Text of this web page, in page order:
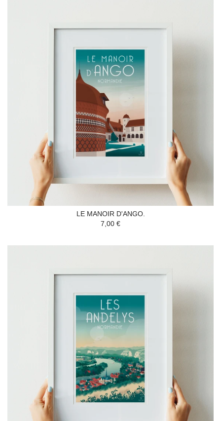
LE MANOIR D'ANGO.
7,00 €